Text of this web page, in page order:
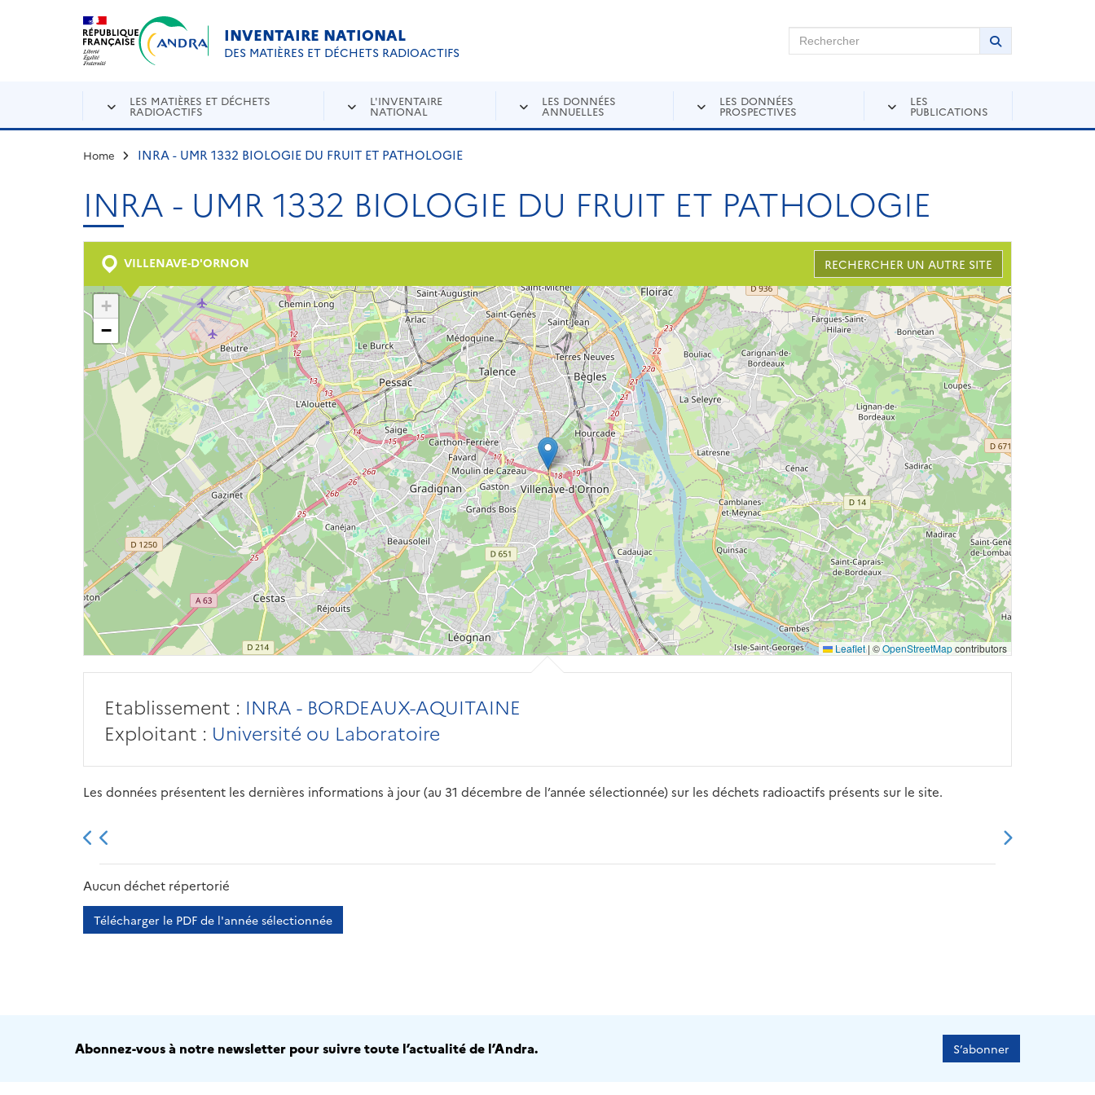
Aller au contenu principal
INVENTAIRE NATIONAL
DES MATIÈRES ET DÉCHETS RADIOACTIFS
Rechercher sur Andra Inventaire Rechercher
Lancer la
LES MATIÈRES ET DÉCHETS
RADIOACTIFS
L'INVENTAIRE
NATIONAL
LES DONNÉES
ANNUELLES
LES DONNÉES
PROSPECTIVES
LES
PUBLICATIONS
Home INRA - UMR 1332 BIOLOGIE DU FRUIT ET PATHOLOGIE
INRA - UMR 1332 BIOLOGIE DU FRUIT ET PATHOLOGIE
VILLENAVE-D'ORNON RECHERCHER UN AUTRE SITE
+
−
Leaflet | ©OpenStreetMapcontributors
Etablissement : INRA - BORDEAUX-AQUITAINE
Exploitant : Université ou Laboratoire
Les données présentent les dernières informations à jour (au 31 décembre de l’année sélectionnée) sur les déchets radioactifs présents sur le site.
2013 2014
Aucun déchet répertorié
Télécharger le PDF de l'année sélectionnée
Abonnez-vous à notre newsletter pour suivre toute l’actualité de l’Andra. S’abonner